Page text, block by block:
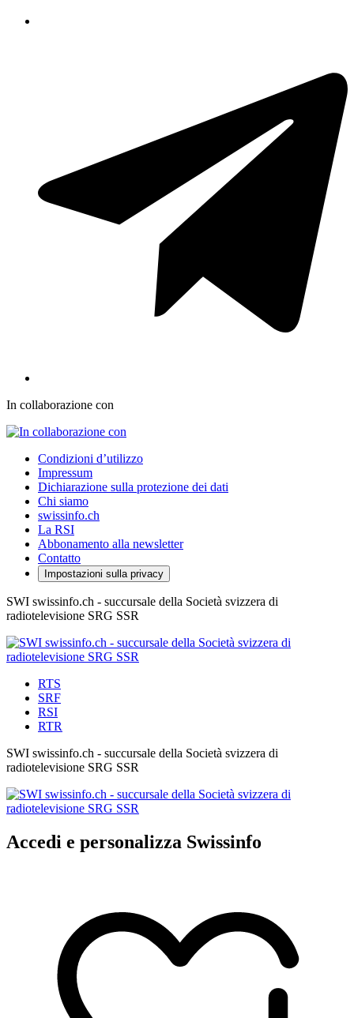
In collaborazione con
Condizioni d’utilizzo
Impressum
Dichiarazione sulla protezione dei dati
Chi siamo
swissinfo.ch
La RSI
Abbonamento alla newsletter
Contatto
Impostazioni sulla privacy
SWI swissinfo.ch - succursale della Società svizzera di
radiotelevisione SRG SSR
RTS
SRF
RSI
RTR
SWI swissinfo.ch - succursale della Società svizzera di
radiotelevisione SRG SSR
Accedi e personalizza Swissinfo